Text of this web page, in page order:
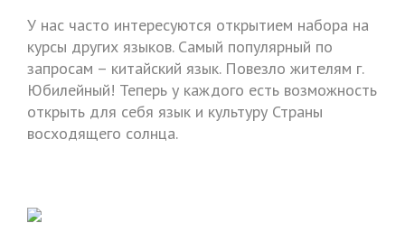
У нас часто интересуются открытием набора на
курсы других языков. Самый популярный по
запросам – китайский язык. Повезло жителям г.
Юбилейный! Теперь у каждого есть возможность
открыть для себя язык и культуру Страны
восходящего солнца.